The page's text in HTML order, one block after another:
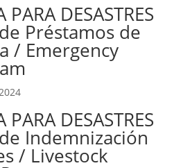
PARA DESASTRES
Préstamos de
/ Emergency
PARA DESASTRES
Indemnización
/ Livestock